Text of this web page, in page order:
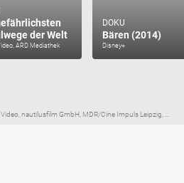
der Welt
ARD Mediathek
DOKU
Bären (2014)
Disney+
nautilusfilm GmbH, MDR/Cine Impuls Leipzig, ...